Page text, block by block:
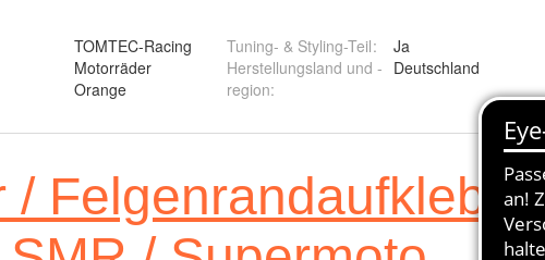
TOMTEC-Racing
Motorräder
Orange
Tuning- & Styling-Teil:
Ja
Herstellungsland und -
region:
Deutschland